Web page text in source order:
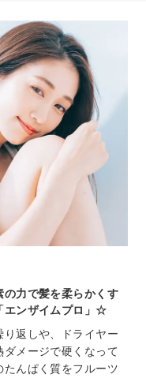
の力で髪を柔らかくす
エンザイムプロ」☆
り返しや、ドライヤー
メージで硬くなって
たんぱく質をフルーツ